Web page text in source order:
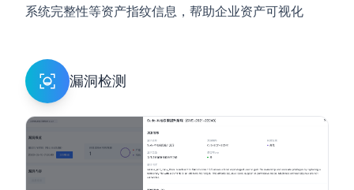
系统完整性等资产指纹信息，帮助企业资产可视化
漏洞检测